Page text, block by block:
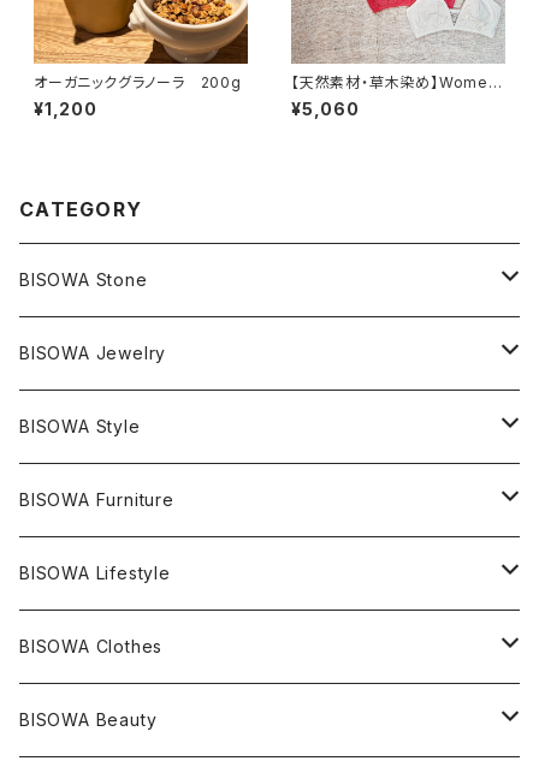
オーガニックグラノーラ 200g
¥1,200
【天然素材・草木染め】Womem
ブラ ヘンプコットン
¥5,060
CATEGORY
BISOWA Stone
マスタークリスタル / 水晶
エレスチャル
ライトニング
石の種類別
アメジスト
アクアマリン
産地別
ヒマラヤ
ブラジル
BISOWA Jewelry
ネックレス／ペンダント
宇佐美聖子
絹麻 ~kenma~
ピアス
宇佐美聖子
Others
ブレスレット
宇佐美聖子
Others
リング
サンキャッチャー
BISOWA Style
ONE PIECE
ヘンプ
オーガニックコットン
PANTS
ヘンプ
オーガニックコットン
T-SHIRT
オーガニックコットン
leggings
BISOWA Furniture
のるすく
BISOWA Lifestyle
Music
宇佐美聖子
浄化アイテム
BISOWA Clothes
麻
BISOWA Beauty